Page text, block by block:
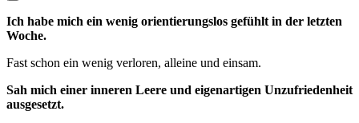
Ich habe mich ein wenig orientierungslos gefühlt in der letzten
Woche.
Fast schon ein wenig verloren, alleine und einsam.
Sah mich einer inneren Leere und eigenartigen Unzufriedenheit
ausgesetzt.